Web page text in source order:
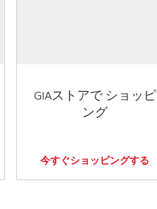
GIAストアで ショッピ
ング
今すぐショッピングする